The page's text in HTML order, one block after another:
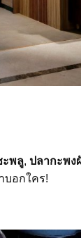
ะพลู, ปลากะพง
บอกใคร!